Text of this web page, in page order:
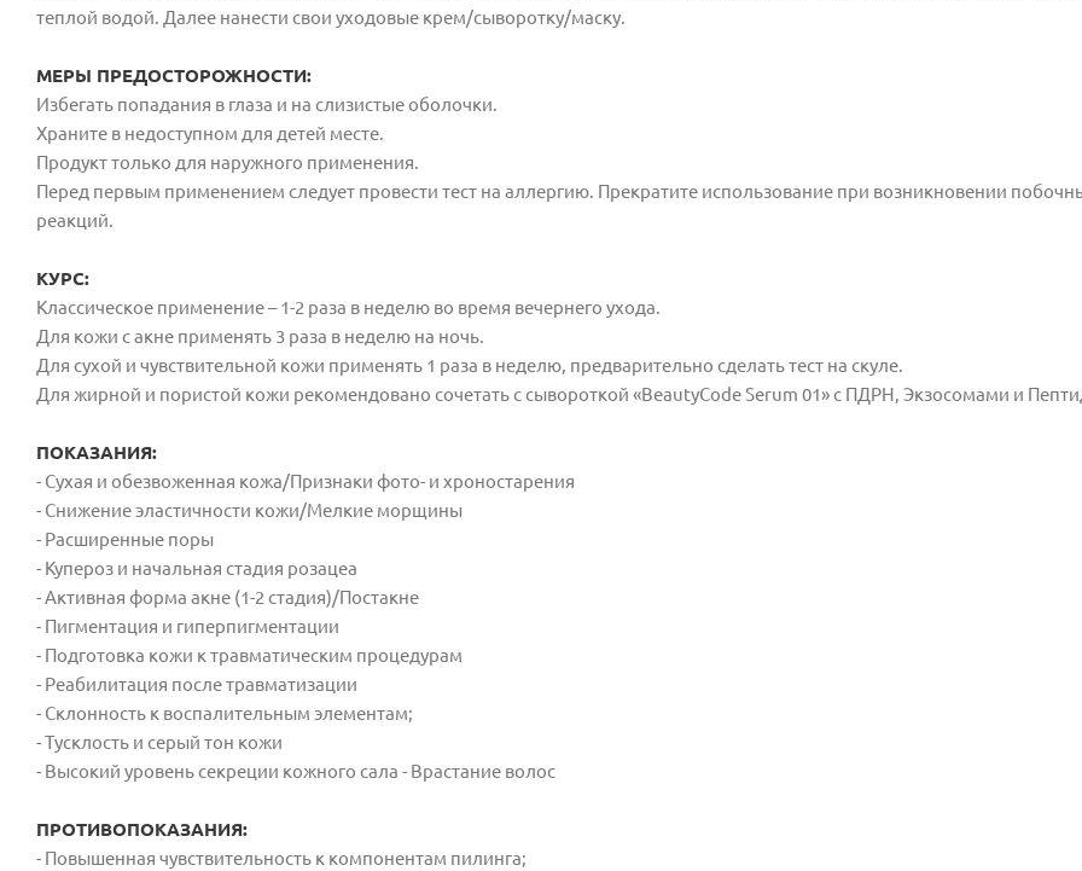
теплой водой. Далее нанести свои уходовые крем/сыворотку/маску.
МЕРЫ ПРЕДОСТОРОЖНОСТИ:
Избегать попадания в глаза и на слизистые оболочки.
Храните в недоступном для детей месте.
Продукт только для наружного применения.
Перед первым применением следует провести тест на аллергию. Прекратите использование при возникновении
реакций.
КУРС:
Классическое применение – 1-2 раза в неделю во время вечернего ухода.
Для кожи с акне применять 3 раза в неделю на ночь.
Для сухой и чувствительной кожи применять 1 раза в неделю, предварительно сделать тест на скуле.
Для жирной и пористой кожи рекомендовано сочетать с сывороткой «BeautyCode Serum 01» с ПДРН, Экзосомами и
ПОКАЗАНИЯ:
- Сухая и обезвоженная кожа/Признаки фото- и хроностарения
- Снижение эластичности кожи/Мелкие морщины
- Расширенные поры
- Купероз и начальная стадия розацеа
- Активная форма акне (1-2 стадия)/Постакне
- Пигментация и гиперпигментации
- Подготовка кожи к травматическим процедурам
- Реабилитация после травматизации
- Склонность к воспалительным элементам;
- Тусклость и серый тон кожи
- Высокий уровень секреции кожного сала - Врастание волос
ПРОТИВОПОКАЗАНИЯ:
- Повышенная чувствительность к компонентам пилинга;